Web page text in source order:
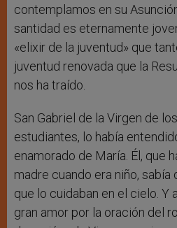
contemplamos en su
santidad es eternamente
«elixir de la juventud» que
juventud renovada que la
nos ha traído.
San Gabriel de la Virgen de
estudiantes, lo había
enamorado de María. Él, que
madre cuando era niño,
que lo cuidaban en el cielo. Y
gran amor por la oración del